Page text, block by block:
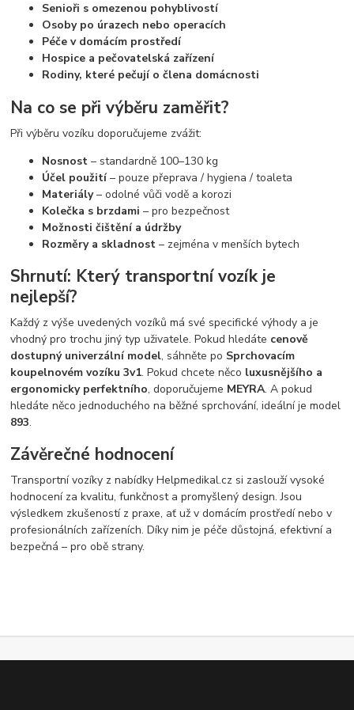
Senioři s omezenou pohyblivostí
Osoby po úrazech nebo operacích
Péče v domácím prostředí
Hospice a pečovatelská zařízení
Rodiny, které pečují o člena domácnosti
Na co se při výběru zaměřit?
Při výběru vozíku doporučujeme zvážit:
Nosnost – standardně 100–130 kg
Účel použití– pouze přeprava / hygiena / toaleta
Materiály– odolné vůči vodě a korozi
Kolečka s brzdami – pro bezpečnost
Možnosti čištění a údržby
Rozměry a skladnost – zejména v menších bytech
Shrnutí: Který transportní vozík je
nejlepší?
Každý z výše uvedených vozíků má své specifické výhody a je
vhodný pro trochu jiný typ uživatele. Pokud hledáte cenově
dostupný univerzální model, sáhněte po Sprchovacím
koupelnovém vozíku 3v1. Pokud chcete něco luxusnějšího a
ergonomicky perfektního, doporučujeme MEYRA. A pokud
hledáte něco jednoduchého na běžné sprchování, ideální je model
893.
Závěrečné hodnocení
Transportní vozíky z nabídky Helpmedikal.cz si zaslouží vysoké
hodnocení za kvalitu, funkčnost a promyšlený design. Jsou
výsledkem zkušeností z praxe, ať už v domácím prostředí nebo v
profesionálních zařízeních. Díky nim je péče důstojná, efektivní a
bezpečná – pro obě strany.